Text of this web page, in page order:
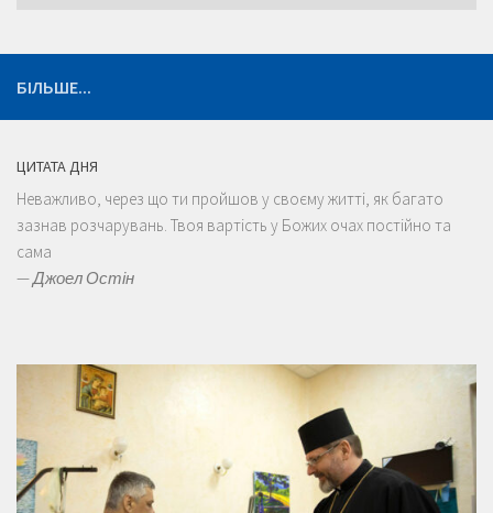
БІЛЬШЕ...
ЦИТАТА ДНЯ
Неважливо, через що ти пройшов у своєму житті, як багато
зазнав розчарувань. Твоя вартість у Божих очах постійно та
сама
—Джоел Остін